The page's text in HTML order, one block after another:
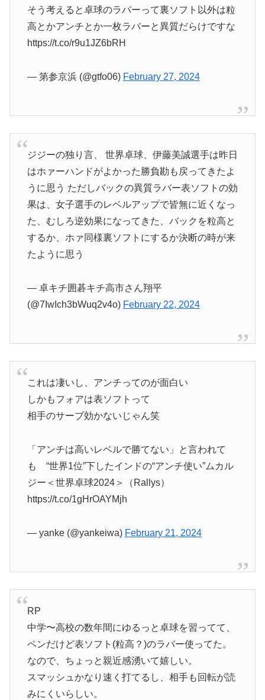
そう考えると卓球のラバーって裏ソフト以外は粒
高とかアンチとか一枚ラバーと異質だらけですな
https://t.co/r9u1JZ6bRH
— 第参京浜 (@gtfo06) February 27, 2024
ジジーの独り言、 世界卓球、伊藤美誠選手は昨日
はホァーハンドがよかった勝負勘も戻ってきたよ
うに思う ただしバックの異質ラバー表ソフトの効
果は、女子選手のレベルアップで皆無に近くなっ
た、むしろ逆効果になってきた、バックを粒高と
するか、ホァ同様裏ソフトにするか決断の時が来
たように思う
— 卓キチ囲碁キチ高市さん翔平
(@7IwIch3bWuq2v4o) February 22, 2024
これは凄いし、アンチってのが面白い
しかもフォアは表ソフトって
相手のサーブ効かないじゃん笑
「アンチは高いレベルで勝てない」と言われて
も “世界1位”下したインドの“アンチ使い”ムカル
ジー＜世界卓球2024＞（Rallys）
https://t.co/1gHrOAYMjh
— yanke (@yankeiwa) February 21, 2024
RP
中学〜高校の数年間にゆるっと卓球を習ってて、
ペンだけど表ソフト(粒高？)のラバー使ってた。
なので、ちょっと親近感湧いて嬉しい。
スマッシュかなり速く打てるし、相手も回転が読
みにくいらしい。